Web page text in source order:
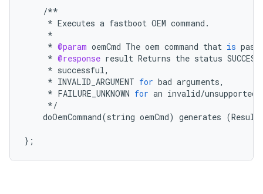
/**
* Executes a fastboot OEM command .
*
* @param oemCmd The oem command that is
* @response result Returns the status SUCCESS
* successful,
* INVALID_ARGUMENT for bad arguments,
* FAILURE_UNKNOWN for an invalid/unsupported
*/
doOemCommand(string oemCmd) generates (Result
};